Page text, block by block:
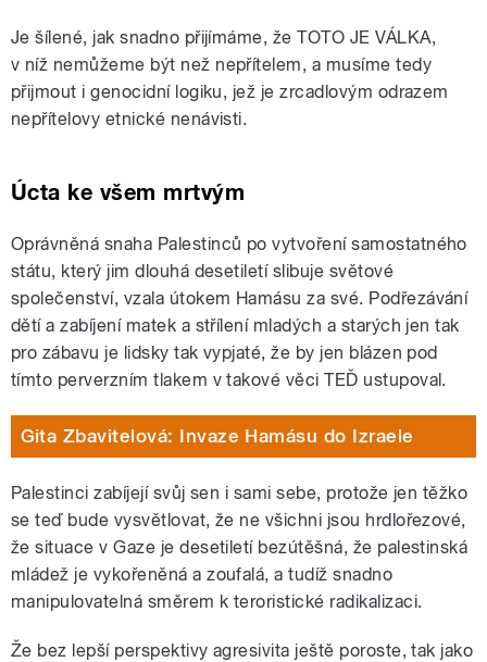
Je šílené, jak snadno přijímáme, že TOTO JE VÁLKA,
v níž nemůžeme být než nepřítelem, a musíme tedy
přijmout i genocidní logiku, jež je zrcadlovým odrazem
nepřítelovy etnické nenávisti.
Úcta ke všem mrtvým
Oprávněná snaha Palestinců po vytvoření samostatného
státu, který jim dlouhá desetiletí slibuje světové
společenství, vzala útokem Hamásu za své. Podřezávání
dětí a zabíjení matek a střílení mladých a starých jen tak
pro zábavu je lidsky tak vypjaté, že by jen blázen pod
tímto perverzním tlakem v takové věci TEĎ ustupoval.
Gita Zbavitelová: Invaze Hamásu do Izraele
Palestinci zabíjejí svůj sen i sami sebe, protože jen těžko
se teď bude vysvětlovat, že ne všichni jsou hrdlořezové,
že situace v Gaze je desetiletí bezútěšná, že palestinská
mládež je vykořeněná a zoufalá, a tudíž snadno
manipulovatelná směrem k teroristické radikalizaci.
Že bez lepší perspektivy agresivita ještě poroste, tak jako